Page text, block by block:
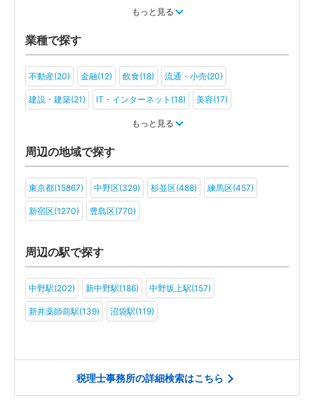
もっと見る
業種で探す
不動産(20) 金融(12) 飲食(18) 流通・小売(20)
建設・建築(21) IT・インターネット(18) 美容(17)
教育(16) 医療・福祉(16)
旅行・ホテル(10) アミューズメント・レジャー(15)
社会福祉法人(4) 医療法人(8) ＮＰＯ法人(6) 学校法人(3)
一般社団法人(9) その他(7)
もっと見る
周辺の地域で探す
東京都(15867) 中野区(329) 杉並区(488) 練馬区(457)
新宿区(1270) 豊島区(770)
周辺の駅で探す
中野駅(202) 新中野駅(186) 中野坂上駅(157)
新井薬師前駅(139) 沼袋駅(119)
税理士事務所の詳細検索はこちら